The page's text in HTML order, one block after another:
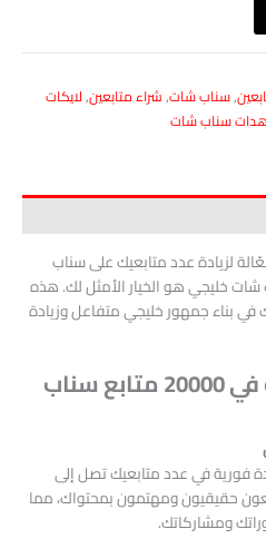
,سناب شات,شراء متابعين,لايكات
سناب شات
لزيادة عدد متابعيك على سناب
متابع سناب شات خليجي هو الخيار الأمثل لك. هذه
بناء جمهور خليجي متفاعل وزيادة
ما الذي ستحصل عليه في 20000 متابع سناب
فورية في عدد متابعيك تصل إلى
حقيقيون ومهتمون بمحتواك، مما
ومشاركاتك.